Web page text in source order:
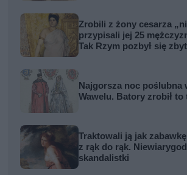
Zrobili z żony cesarza
przypisali jej 25
Tak Rzym pozbył się
Najgorsza noc poślubna
Wawelu. Batory zrobił
Traktowali ją jak
z rąk do rąk.
skandalistki